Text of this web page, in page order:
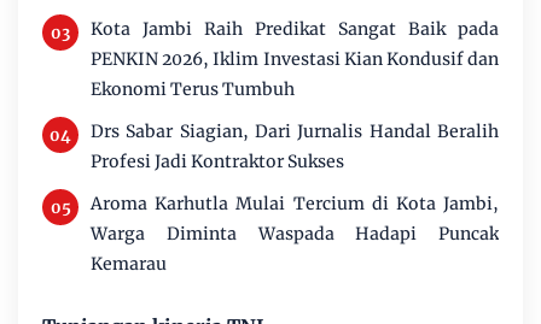
Kota Jambi Raih Predikat Sangat Baik pada
PENKIN 2026, Iklim Investasi Kian Kondusif dan
Ekonomi Terus Tumbuh
Drs Sabar Siagian, Dari Jurnalis Handal Beralih
Profesi Jadi Kontraktor Sukses
Aroma Karhutla Mulai Tercium di Kota Jambi,
Warga Diminta Waspada Hadapi Puncak
Kemarau